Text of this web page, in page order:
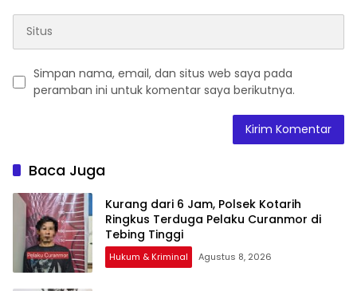
Simpan nama, email, dan situs web saya pada
peramban ini untuk komentar saya berikutnya.
Baca Juga
Kurang dari 6 Jam, Polsek Kotarih
Ringkus Terduga Pelaku Curanmor di
Tebing Tinggi
Hukum & Kriminal Agustus 8, 2026